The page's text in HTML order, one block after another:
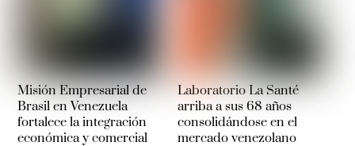
Misión Empresarial de
Brasil en Venezuela
fortalece la integración
económica y comercial
Laboratorio La Santé
arriba a sus 68 años
consolidándose en el
mercado venezolano